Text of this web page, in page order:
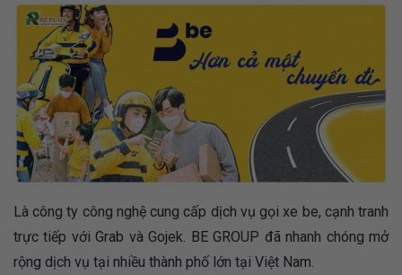
Là công ty công nghệ cung cấp dịch vụ gọi xe be, cạnh tranh
trực tiếp với Grab và Gojek. BE GROUP đã nhanh chóng mở
rộng dịch vụ tại nhiều thành phố lớn tại Việt Nam.